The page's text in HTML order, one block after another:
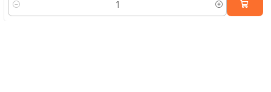
Cantidad